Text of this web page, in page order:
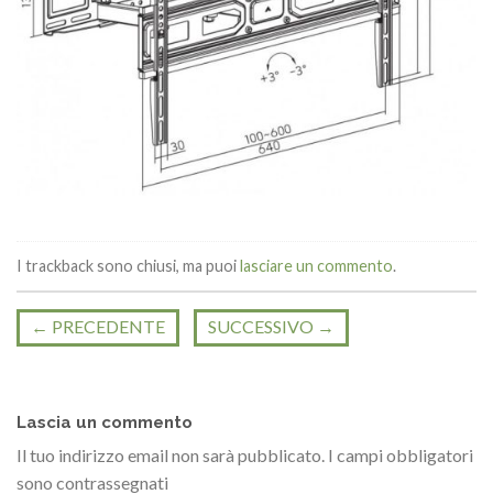
I trackback sono chiusi, ma puoilasciare un commento.
← PRECEDENTE SUCCESSIVO →
Lascia un commento
Il tuo indirizzo email non sarà pubblicato. I campi obbligatori
sono contrassegnati